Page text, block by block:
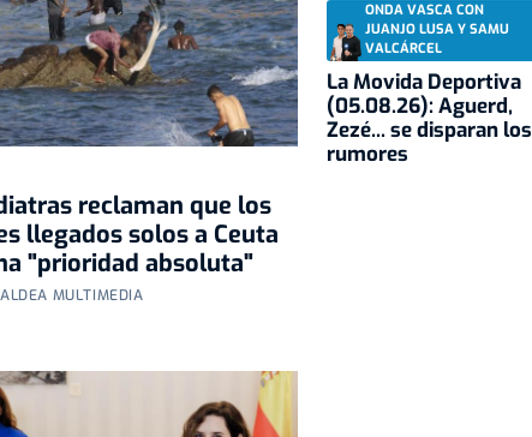
reclaman que los
llegados solos a Ceuta
"prioridad absoluta"
MULTIMEDIA
ONDA VASCA CON
JUANJO LUSA Y SAMU
VALCÁRCEL
La Movida Deportiva
(05.08.26): Aguerd,
Zezé... se disparan los
rumores